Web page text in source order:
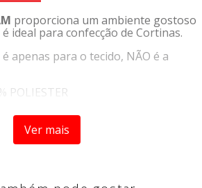
proporciona um ambiente gostoso
ideal para confecção de Cortinas.
apenas para o tecido, NÃO é a
POLIESTER
de 3,0 M
Ver mais